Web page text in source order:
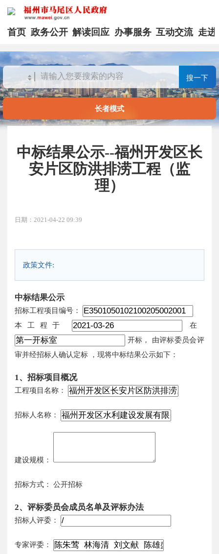
首页 政务公开 解读回应 办事服务 互动交流 走进
搜一下
长者模式
中标结果公示--福州开发区长
安片区防洪排涝工程（监
理）
日期：2021-04-22 09:39
政策文件:
中标结果公示
招标工程项目编号：
本工程于
在
开标，
由评标委员会评
审并经招标人确认定标 ，现将中标结果公示如下：
1、招标项目概况
工程项目名称：
招标人名称：
建设规模：
招标方式： 公开招标
2、评标委员会成员名单及评标办法
招标人评委：
专家评委：